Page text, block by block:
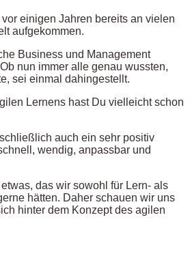
vor einigen Jahren bereits an vielen
aufgekommen.
Business und Management
nun immer alle genau wussten,
sei einmal dahingestellt.
Lernens hast Du vielleicht schon
auch ein sehr positiv
wendig, anpassbar und
das wir sowohl für Lern- als
hätten. Daher schauen wir uns
hinter dem Konzept des agilen